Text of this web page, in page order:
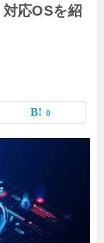
応OSを紹
0